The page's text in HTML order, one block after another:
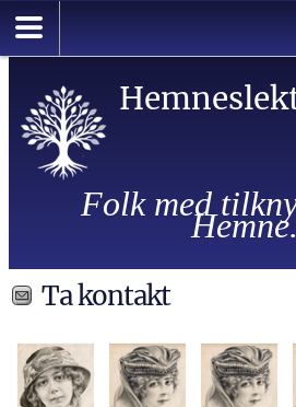
Folk med
Hemne.
Ta kontakt